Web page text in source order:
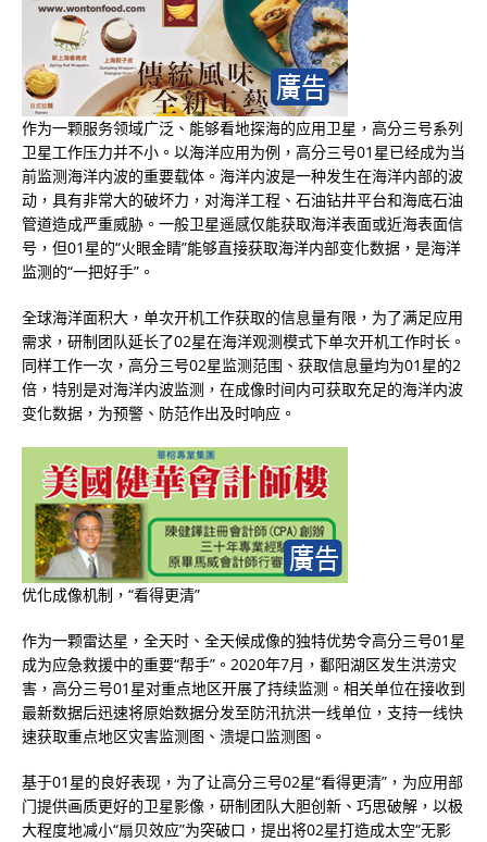
作为一颗服务领域广泛、能够看地探海的应用卫星，高分三号系列
卫星工作压力并不小。以海洋应用为例，高分三号01星已经成为当
前监测海洋内波的重要载体。海洋内波是一种发生在海洋内部的波
动，具有非常大的破坏力，对海洋工程、石油钻井平台和海底石油
管道造成严重威胁。一般卫星遥感仅能获取海洋表面或近海表面信
号，但01星的“火眼金睛”能够直接获取海洋内部变化数据，是海洋
监测的“一把好手”。
全球海洋面积大，单次开机工作获取的信息量有限，为了满足应用
需求，研制团队延长了02星在海洋观测模式下单次开机工作时长。
同样工作一次，高分三号02星监测范围、获取信息量均为01星的2
倍，特别是对海洋内波监测，在成像时间内可获取充足的海洋内波
变化数据，为预警、防范作出及时响应。
优化成像机制，“看得更清”
作为一颗雷达星，全天时、全天候成像的独特优势令高分三号01星
成为应急救援中的重要“帮手”。2020年7月，鄱阳湖区发生洪涝灾
害，高分三号01星对重点地区开展了持续监测。相关单位在接收到
最新数据后迅速将原始数据分发至防汛抗洪一线单位，支持一线快
速获取重点地区灾害监测图、溃堤口监测图。
基于01星的良好表现，为了让高分三号02星“看得更清”，为应用部
门提供画质更好的卫星影像，研制团队大胆创新、巧思破解，以极
大程度地减小“扇贝效应”为突破口，提出将02星打造成太空“无影